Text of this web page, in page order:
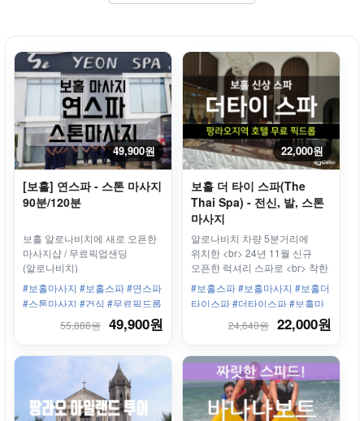
49,900원
[보홀] 연스파 - 스톤 마사지
90분/120분
보홀 알로나비치에 새로 오픈한
마사지샵 / 무료픽업샌딩
(알로나비치)
#보홀마사지 #보홀스파 #연스파
#스톤마사지 #건식 #무료픽드롭
#픽업드롭 #픽업샌딩 #오일마사
55,888원 49,900원
22,000원
보홀 더 타이 스파(The
Thai Spa) - 전신, 발, 스톤
마사지
알로나비치 차량 5분거리에
위치한 <br> 24년 11월 신규
오픈한 럭셔리 스파로 <br> 착한
가격의 더 타이 스파에서 휴식을
취해보세요.
#보홀스파 #보홀마사지 #보홀더
타이스파 #더타이스파 #보홀마
사지추천 #보홀커플여행 #보홀
스파할인 #보홀가족여행 #보홀
태국마사지
24,640원 22,000원